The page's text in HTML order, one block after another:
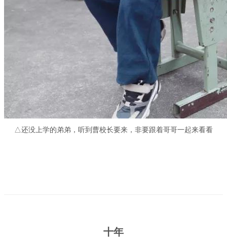
△还没上学的弟弟，听到曹校长要来，非要跟着哥哥一起来看看
十年